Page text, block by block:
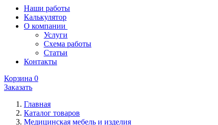
Наши работы
Калькулятор
О компании
Услуги
Схема работы
Статьи
Контакты
Корзина 0
Заказать
Главная
Каталог товаров
Медицинская мебель и изделия